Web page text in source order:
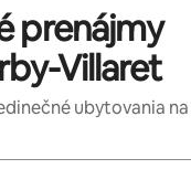
prenájmy
Villaret
ubytovania na